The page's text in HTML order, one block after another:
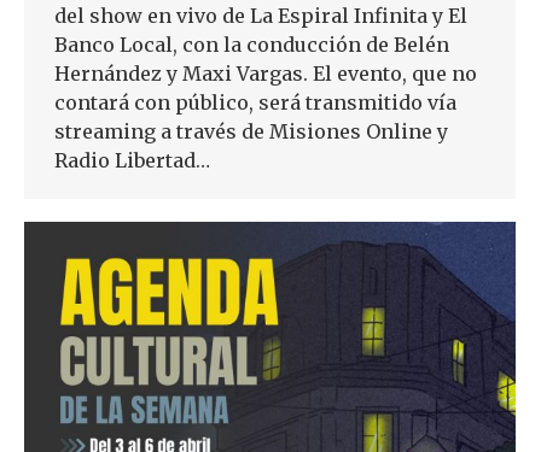
del show en vivo de La Espiral Infinita y El
Banco Local, con la conducción de Belén
Hernández y Maxi Vargas. El evento, que no
contará con público, será transmitido vía
streaming a través de Misiones Online y
Radio Libertad…